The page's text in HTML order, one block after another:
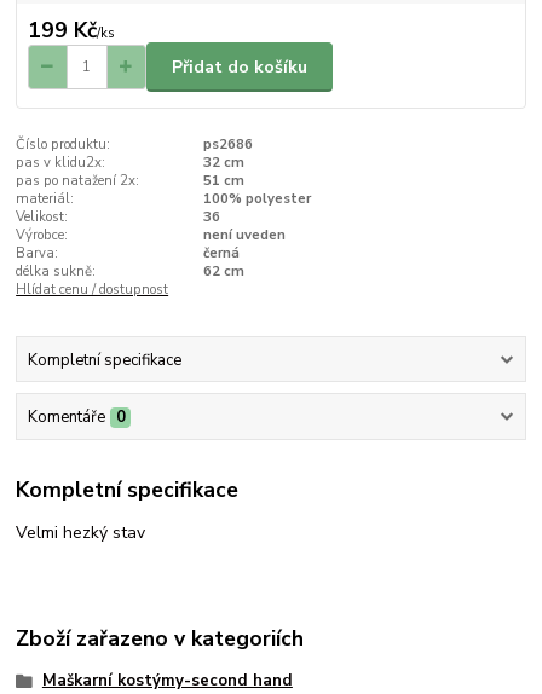
199 Kč/ks
Přidat do košíku
Číslo produktu:
ps2686
pas v klidu2x:
32 cm
pas po natažení 2x:
51 cm
materiál:
100% polyester
Velikost:
36
Výrobce:
není uveden
Barva:
černá
délka sukně:
62 cm
Hlídat cenu / dostupnost
Kompletní specifikace
Komentáře 0
Kompletní specifikace
Velmi hezký stav
Zboží zařazeno v kategoriích
Maškarní kostýmy-second hand